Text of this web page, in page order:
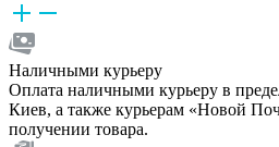
Наличными курьеру
Оплата наличными курьеру в
Киев, а также курьерам «Новой
получении товара.